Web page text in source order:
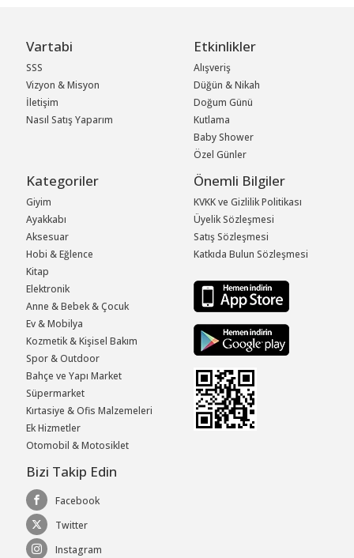
Vartabi
SSS
Vizyon & Misyon
İletişim
Nasıl Satış Yaparım
Etkinlikler
Alışveriş
Düğün & Nikah
Doğum Günü
Kutlama
Baby Shower
Özel Günler
Kategoriler
Giyim
Ayakkabı
Aksesuar
Hobi & Eğlence
Kitap
Elektronik
Anne & Bebek & Çocuk
Ev & Mobilya
Kozmetik & Kişisel Bakım
Spor & Outdoor
Bahçe ve Yapı Market
Süpermarket
Kırtasiye & Ofis Malzemeleri
Ek Hizmetler
Otomobil & Motosiklet
Önemli Bilgiler
KVKK ve Gizlilik Politikası
Üyelik Sözleşmesi
Satış Sözleşmesi
Katkıda Bulun Sözleşmesi
Bizi Takip Edin
Facebook
Twitter
Instagram